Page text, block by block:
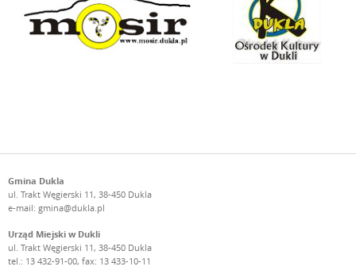
Gmina Dukla
ul. Trakt Węgierski 11, 38-450 Dukla
e-mail: gmina@dukla.pl
Urząd Miejski w Dukli
ul. Trakt Węgierski 11, 38-450 Dukla
tel.: 13 432-91-00, fax: 13 433-10-11